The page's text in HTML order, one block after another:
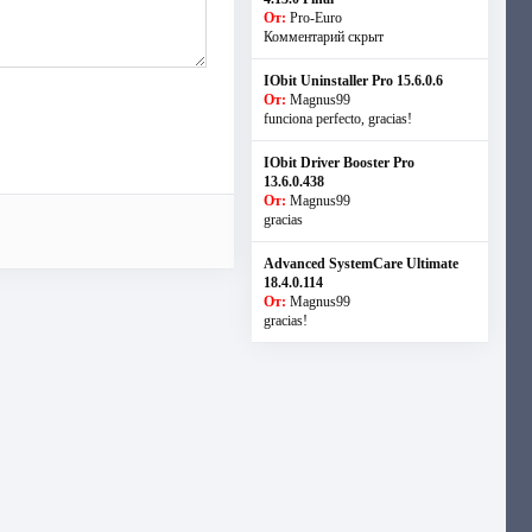
От: Pro-Euro
Комментарий скрыт
IObit Uninstaller Pro 15.6.0.6
От: Magnus99
funciona perfecto, gracias!
IObit Driver Booster Pro
13.6.0.438
От: Magnus99
gracias
Advanced SystemCare Ultimate
18.4.0.114
От: Magnus99
gracias!